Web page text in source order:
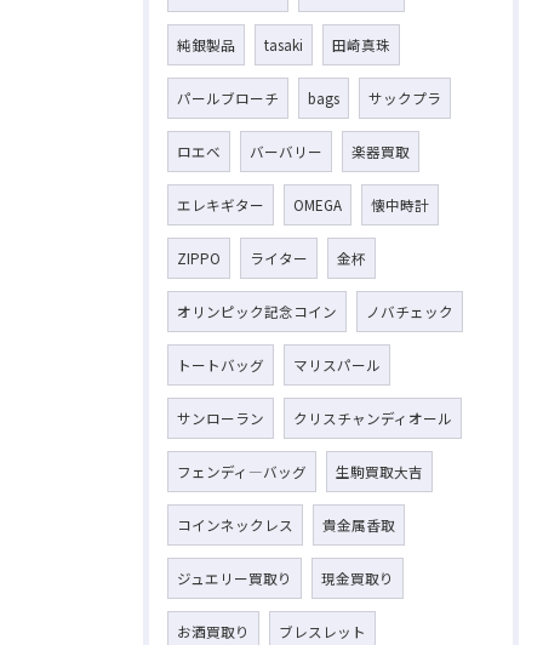
純銀製品 tasaki 田崎真珠
パールブローチ bags サックプラ
ロエベ バーバリー 楽器買取
エレキギター OMEGA 懐中時計
ZIPPO ライター 金杯
オリンピック記念コイン ノバチェック
トートバッグ マリスパール
サンローラン クリスチャンディオール
フェンディ―バッグ 生駒買取大吉
コインネックレス 貴金属香取
ジュエリー買取り 現金買取り
お酒買取り ブレスレット